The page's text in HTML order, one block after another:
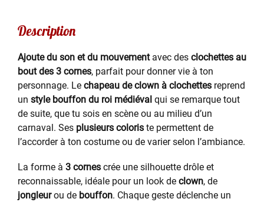
Description
Ajoute du son et du mouvementavec des clochettes au
bout des 3 cornes, parfait pour donner vie à ton
personnage. Le chapeau de clown à clochettes reprend
un style bouffon du roi médiéval qui se remarque tout
de suite, que tu sois en scène ou au milieu d’un
carnaval. Ses plusieurs coloris te permettent de
l’accorder à ton costume ou de varier selon l’ambiance.
La forme à 3 cornes crée une silhouette drôle et
reconnaissable, idéale pour un look de clown, de
jongleurou de bouffon. Chaque geste déclenche un